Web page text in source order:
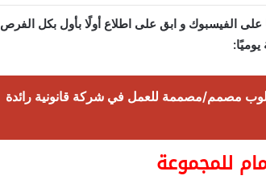
الفيسبوك و ابق على اطلاع أولًا بأول بكل الفرص
يوميًا:
مصمم/مصممة للعمل في شركة قانونية رائدة
للمجموعة